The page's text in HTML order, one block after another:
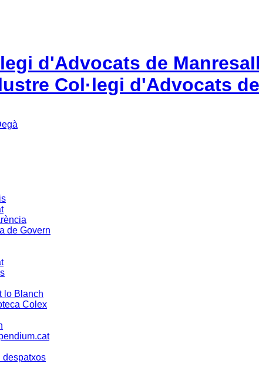
Col·legi d'Advocats
de Govern
lo Blanch
Colex
despatxos